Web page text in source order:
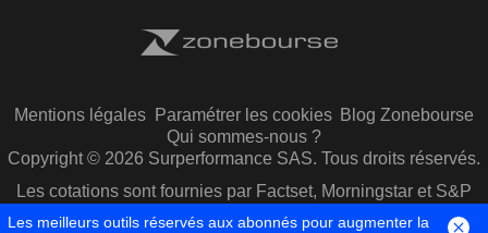
Mentions légales Paramétrer les cookies Blog Zonebourse
Qui sommes-nous ?
Copyright © 2026 Surperformance SAS. Tous droits réservés.
Les cotations sont fournies par Factset, Morningstar et S&P
Capital IQ
Les meilleurs outils réservés aux abonnés pour augmenter la